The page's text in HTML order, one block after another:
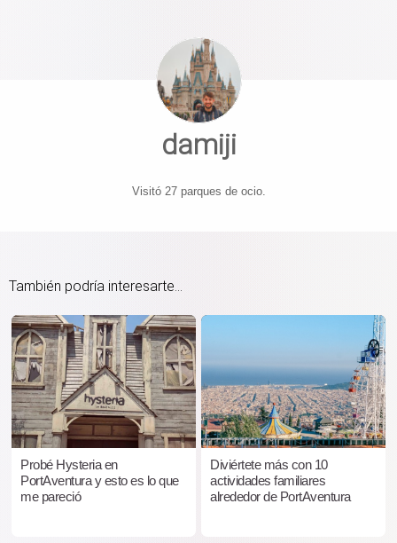
damiji
Visitó 27 parques de ocio.
También podría interesarte...
Probé Hysteria en
PortAventura y esto es lo que
me pareció
Diviértete más con 10
actividades familiares
alrededor de PortAventura